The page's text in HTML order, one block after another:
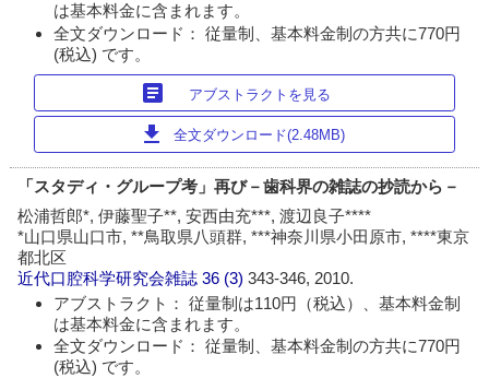
は基本料金に含まれます。
全文ダウンロード： 従量制、基本料金制の方共に770円
(税込) です。
article アブストラクトを見る
download 全文ダウンロード(2.48MB)
「スタディ・グループ考」再び－歯科界の雑誌の抄読から－
松浦哲郎*, 伊藤聖子**, 安西由充***, 渡辺良子****
*山口県山口市, **鳥取県八頭群, ***神奈川県小田原市, ****東京
都北区
近代口腔科学研究会雑誌 36 (3)343-346, 2010.
アブストラクト： 従量制は110円（税込）、基本料金制
は基本料金に含まれます。
全文ダウンロード： 従量制、基本料金制の方共に770円
(税込) です。